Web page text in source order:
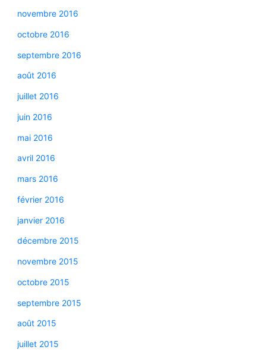
novembre 2016
octobre 2016
septembre 2016
août 2016
juillet 2016
juin 2016
mai 2016
avril 2016
mars 2016
février 2016
janvier 2016
décembre 2015
novembre 2015
octobre 2015
septembre 2015
août 2015
juillet 2015